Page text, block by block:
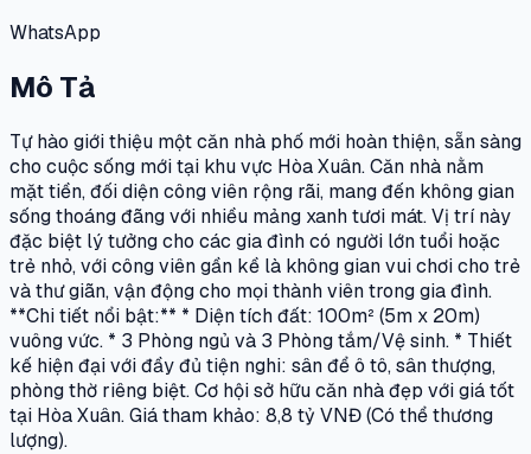
WhatsApp
Mô Tả
Tự hào giới thiệu một căn nhà phố mới hoàn thiện, sẵn sàng
cho cuộc sống mới tại khu vực Hòa Xuân. Căn nhà nằm
mặt tiền, đối diện công viên rộng rãi, mang đến không gian
sống thoáng đãng với nhiều mảng xanh tươi mát. Vị trí này
đặc biệt lý tưởng cho các gia đình có người lớn tuổi hoặc
trẻ nhỏ, với công viên gần kề là không gian vui chơi cho trẻ
và thư giãn, vận động cho mọi thành viên trong gia đình.
**Chi tiết nổi bật:** * Diện tích đất: 100m² (5m x 20m)
vuông vức. * 3 Phòng ngủ và 3 Phòng tắm/Vệ sinh. * Thiết
kế hiện đại với đầy đủ tiện nghi: sân để ô tô, sân thượng,
phòng thờ riêng biệt. Cơ hội sở hữu căn nhà đẹp với giá tốt
tại Hòa Xuân. Giá tham khảo: 8,8 tỷ VNĐ (Có thể thương
lượng).